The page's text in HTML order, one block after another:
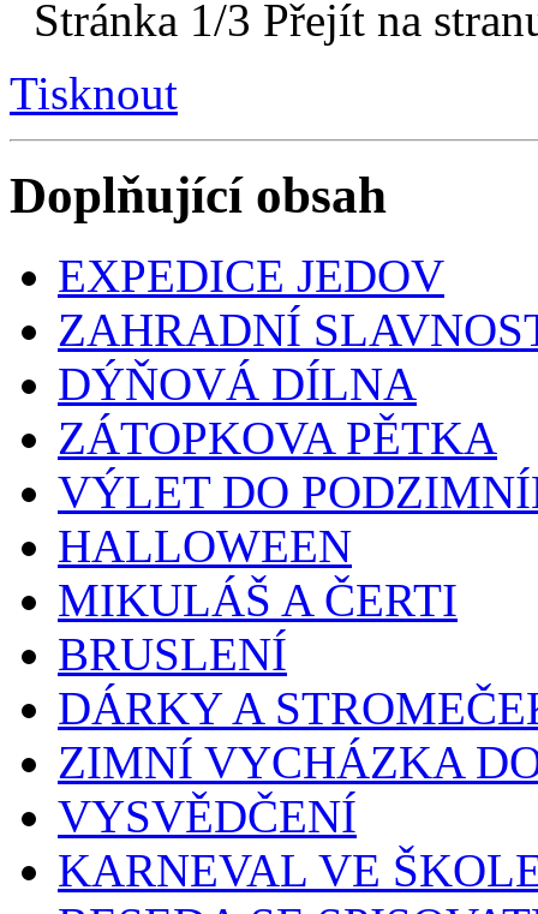
Stránka 1/3 Přejít na
Tisknout
Doplňující obsah
EXPEDICE JEDOV
ZAHRADNÍ
DÝŇOVÁ DÍLNA
ZÁTOPKOVA PĚTKA
VÝLET DO
HALLOWEEN
MIKULÁŠ A ČERTI
BRUSLENÍ
DÁRKY A
ZIMNÍ VYCHÁZKA
VYSVĚDČENÍ
KARNEVAL VE